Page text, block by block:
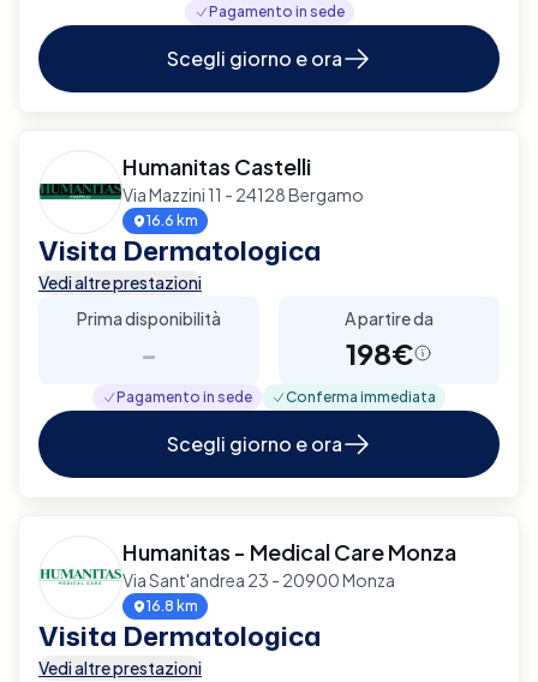
Pagamento in sede
Scegli giorno e ora
Humanitas Castelli
Via Mazzini 11 - 24128 Bergamo
16.6 km
Visita Dermatologica
Vedi altre prestazioni
Prima disponibilità
-
A partire da
198€
Pagamento in sede Conferma immediata
Scegli giorno e ora
Humanitas - Medical Care Monza
Via Sant'andrea 23 - 20900 Monza
16.8 km
Visita Dermatologica
Vedi altre prestazioni